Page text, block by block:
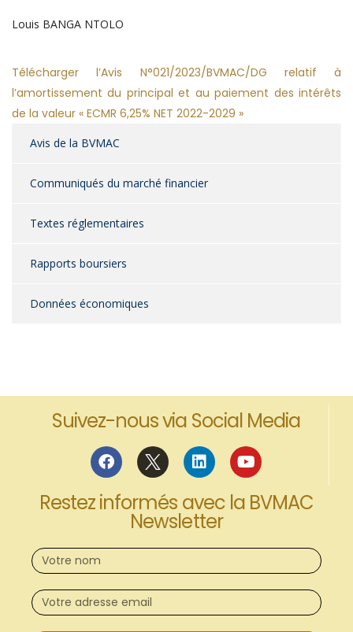
Louis BANGA NTOLO
Télécharger l’Avis N°021/2023/BVMAC/DG relatif à
l’amortissement du principal et au paiement des intérêts
de la valeur « ECMR 6,25% NET 2022-2029 »
Avis de la BVMAC
Communiqués du marché financier
Textes réglementaires
Rapports boursiers
Données économiques
Suivez-nous via Social Media
Restez informés avec la BVMAC
Newsletter